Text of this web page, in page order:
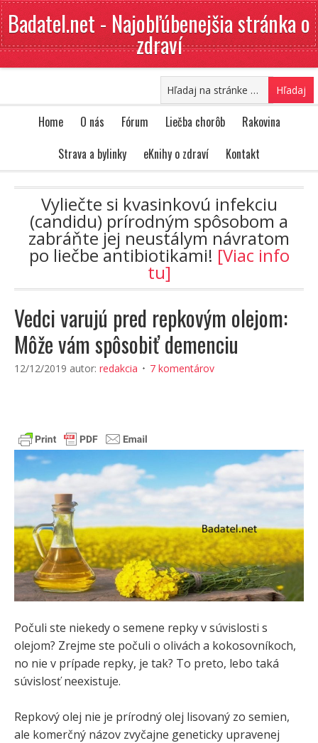
Badatel.net - Najobľúbenejšia stránka o
zdraví
Home O nás Fórum Liečba chorôb
Rakovina
Strava a bylinky
eKnihy o zdraví Kontakt
Vyliečte si kvasinkovú infekciu
(candidu) prírodným spôsobom a
zabráňte jej neustálym návratom
po liečbe antibiotikami! [Viac info
tu]
Vedci varujú pred repkovým olejom:
Môže vám spôsobiť demenciu
12/12/2019 autor: redakcia 7 komentárov
Počuli ste niekedy o semene repky v súvislosti s
olejom? Zrejme ste počuli o olivách a kokosovníkoch,
no nie v prípade repky, je tak? To preto, lebo taká
súvislosť neexistuje.
Repkový olej nie je prírodný olej lisovaný zo semien,
ale komerčný názov zvyčajne geneticky upravenej